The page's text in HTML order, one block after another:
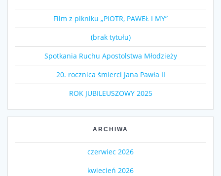
Film z pikniku „PIOTR, PAWEŁ I MY”
(brak tytułu)
Spotkania Ruchu Apostolstwa Młodzieży
20. rocznica śmierci Jana Pawła II
ROK JUBILEUSZOWY 2025
ARCHIWA
czerwiec 2026
kwiecień 2026